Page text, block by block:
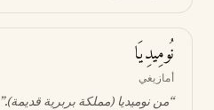
نُومِيدِيَا
أمازيغي
“من نوميديا (مملكة بربرية قديمة).”